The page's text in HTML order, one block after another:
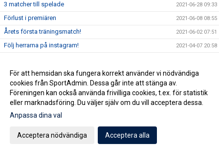
3 matcher till spelade 2021-06-28 09:33
Förlust i premiären 2021-06-08 08:55
Årets första träningsmatch! 2021-06-02 07:51
Följ herrarna på instagram! 2021-04-07 20:58
RESTRIKTIONER 2021-02-10 16:58
Första förslag på serieindelning 2020-11-05 10:42
Gå till Webbversion
För att hemsidan ska fungera korrekt använder vi nödvändiga
cookies från SportAdmin. Dessa går inte att stänga av.
Föreningen kan också använda frivilliga cookies, t.ex. för statistik
eller marknadsföring. Du väljer själv om du vill acceptera dessa.
Anpassa dina val
Acceptera nödvändiga Acceptera alla